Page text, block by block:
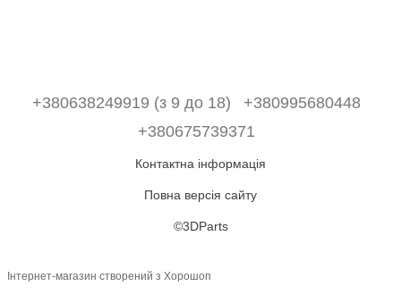
+380638249919 (з 9 до 18)
+380995680448
+380675739371
Контактна інформація
Повна версія сайту
©3DParts
Інтернет-магазин створений з Хорошоп